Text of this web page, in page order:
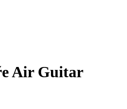
Air Guitar